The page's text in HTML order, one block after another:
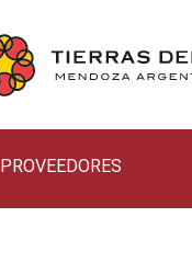
PROVEEDORES